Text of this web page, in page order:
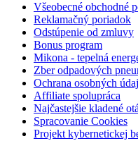
Všeobecné obchodné
Reklamačný poriadok
Odstúpenie od zmluvy
Bonus program
Mikona - tepelná
Zber odpadových
Ochrana osobných
Affiliate spolupráca
Najčastejšie kladené
Spracovanie Cookies
Projekt kybernetickej